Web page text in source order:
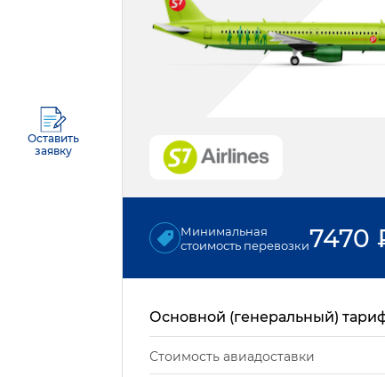
Оставить
заявку
Минимальная
стоимость перевозки7470
Основной (генеральный)
Стоимость авиадоставки